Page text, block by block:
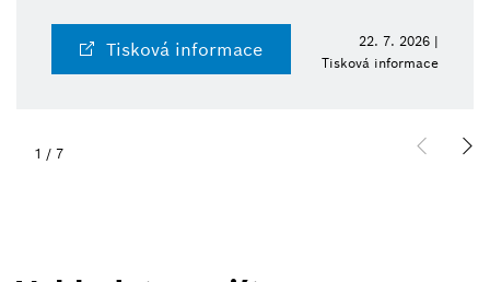
Tisková informace
22. 7. 2026 |
Tisková informace
1 / 7